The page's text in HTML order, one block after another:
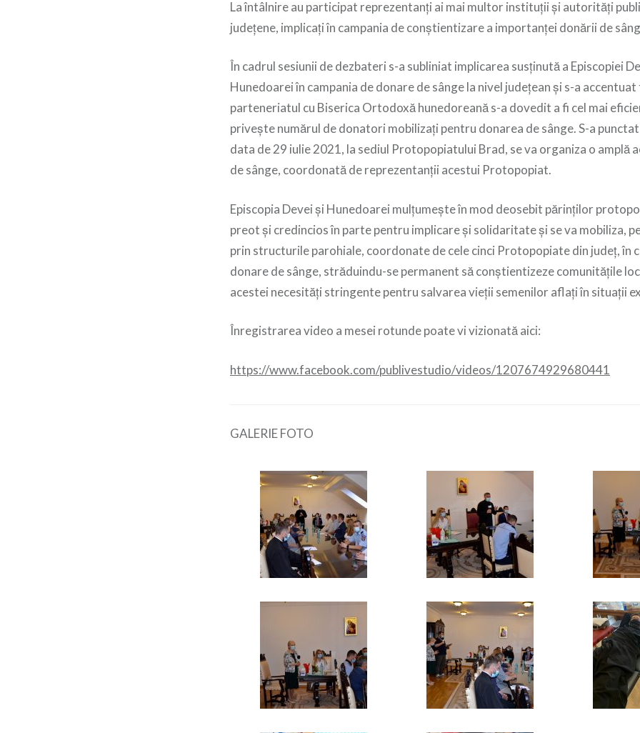
La întâlnire au participat reprezentanți ai mai multor instituții și autorități
județene, implicați în campania de conștientizare a importanței donării de
În cadrul sesiunii de dezbateri s-a subliniat implicarea susținută a Episcopiei
Hunedoarei în campania de donare de sânge la nivel județean și s-a
parteneriatul cu Biserica Ortodoxă hunedoreană s-a dovedit a fi cel mai
privește numărul de donatori mobilizați pentru donarea de sânge. S-a
data de 29 iulie 2021, la sediul Protopopiatului Brad, se va organiza o amplă
de sânge, coordonată de reprezentanții acestui Protopopiat.
Episcopia Devei și Hunedoarei mulțumește în mod deosebit părinților
preot și credincios în parte pentru implicare și solidaritate și se va mobiliza,
prin structurile parohiale, coordonate de cele cinci Protopopiate din județ, în
donare de sânge, străduindu-se permanent să conștientizeze comunitățile
acestei necesități stringente pentru salvarea vieții semenilor aflați în situații
Înregistrarea video a mesei rotunde poate vi vizionată aici:
https://www.facebook.com/publivestudio/videos/1207674929680441
GALERIE FOTO